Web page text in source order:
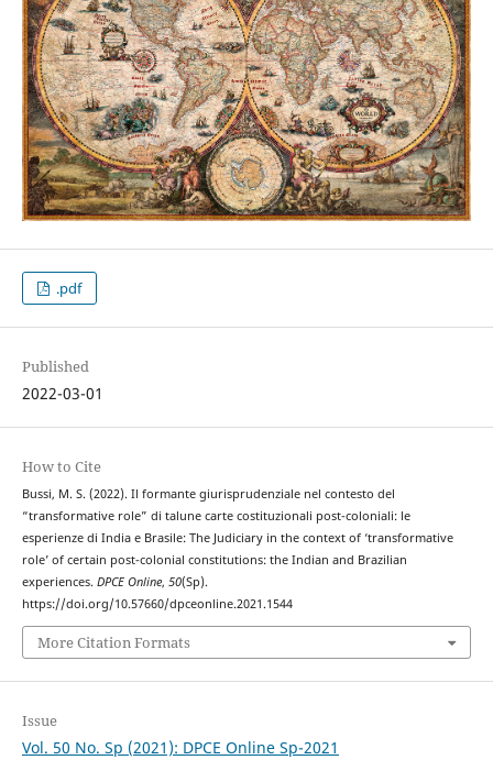
.pdf
Published
2022-03-01
How to Cite
Bussi, M. S. (2022). Il formante giurisprudenziale nel contesto del
“transformative role” di talune carte costituzionali post-coloniali: le
esperienze di India e Brasile: The Judiciary in the context of ‘transformative
role’ of certain post-colonial constitutions: the Indian and Brazilian
experiences. DPCE Online, 50(Sp).
https://doi.org/10.57660/dpceonline.2021.1544
More Citation Formats
Issue
Vol. 50 No. Sp (2021): DPCE Online Sp-2021